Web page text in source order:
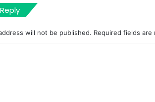
will not be published. Required fields are